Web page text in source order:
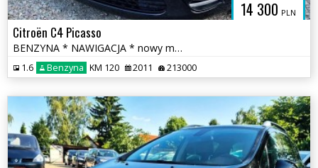
14 300 PLN
Citroën C4 Picasso
BENZYNA * NAWIGACJA * nowy model * super * okazja * polecamy
1.6 Benzyna KM 120 2011 213000